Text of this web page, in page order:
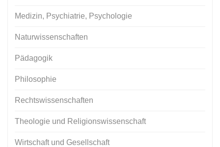
Medizin, Psychiatrie, Psychologie
Naturwissenschaften
Pädagogik
Philosophie
Rechtswissenschaften
Theologie und Religionswissenschaft
Wirtschaft und Gesellschaft